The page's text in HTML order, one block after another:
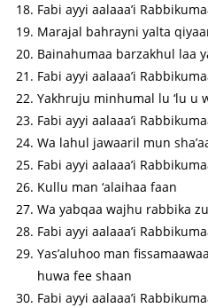
Fabi ayyi aalaaa’i
Marajal bahrayni yalta
Bainahumaa barzakhul laa
Fabi ayyi aalaaa’i
Yakhruju minhumal lu ‘lu u
Fabi ayyi aalaaa’i
Wa lahul jawaaril mun
Fabi ayyi aalaaa’i
Kullu man ‘alaihaa faan
Wa yabqaa wajhu rabbika
Fabi ayyi aalaaa’i
Yas’aluhoo man
huwa fee shaan
Fabi ayyi aalaaa’i